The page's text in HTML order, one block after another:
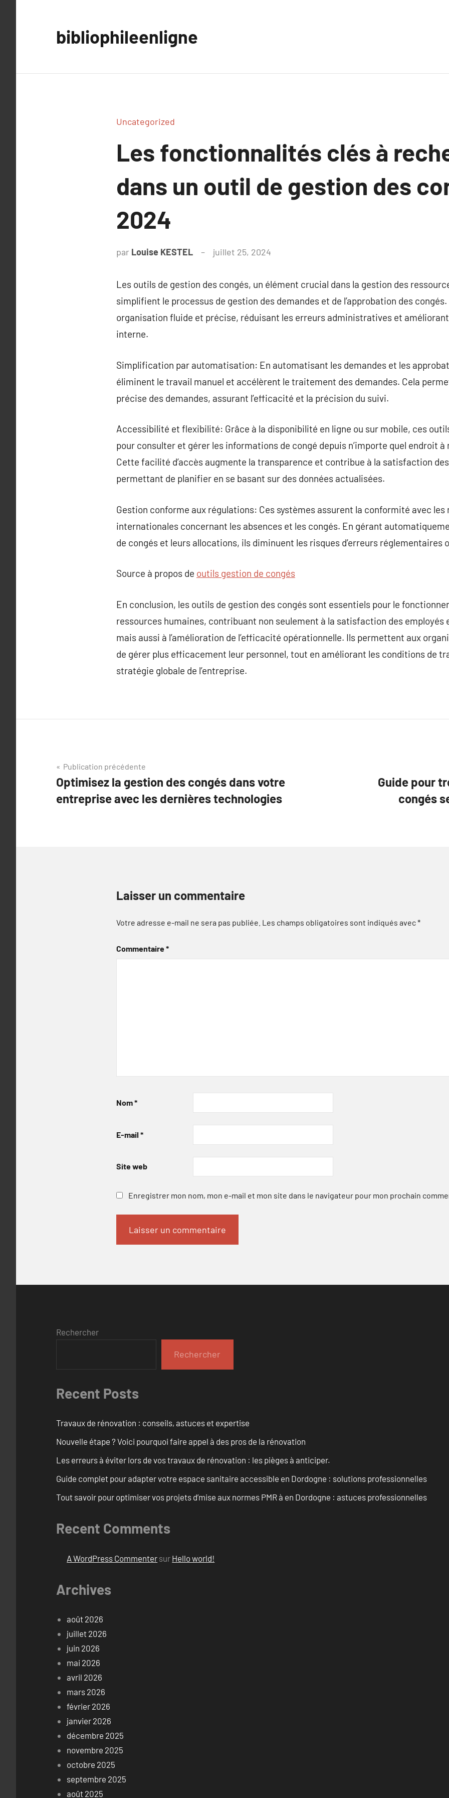
bibliophileenligne
Uncategorized
Les fonctionnalités clés à
dans un outil de gestion des
2024
par Louise KESTEL juillet 25, 2024
Les outils de gestion des congés, un élément crucial dans la gestion des
simplifient le processus de gestion des demandes et de l’approbation des
organisation fluide et précise, réduisant les erreurs administratives et
interne.
Simplification par automatisation: En automatisant les demandes et les
éliminent le travail manuel et accélèrent le traitement des demandes. Cela
précise des demandes, assurant l’efficacité et la précision du suivi.
Accessibilité et flexibilité: Grâce à la disponibilité en ligne ou sur mobile, ces
pour consulter et gérer les informations de congé depuis n’importe quel endroit à
Cette facilité d’accès augmente la transparence et contribue à la satisfaction
permettant de planifier en se basant sur des données actualisées.
Gestion conforme aux régulations: Ces systèmes assurent la conformité avec
internationales concernant les absences et les congés. En gérant
de congés et leurs allocations, ils diminuent les risques d’erreurs réglementaires
Source à propos de outils gestion de congés
En conclusion, les outils de gestion des congés sont essentiels pour le
ressources humaines, contribuant non seulement à la satisfaction des employés
mais aussi à l’amélioration de l’efficacité opérationnelle. Ils permettent aux
de gérer plus efficacement leur personnel, tout en améliorant les conditions de
stratégie globale de l’entreprise.
Navigation
de
l’article
Publication précédente
Optimisez la gestion des congés dans votre
entreprise avec les dernières technologies
Guide pour
congés
Laisser un commentaire
Votre adresse e-mail ne sera pas publiée. Les champs obligatoires sont indiqués avec*
Commentaire*
Nom*
E-mail *
Site web
Enregistrer mon nom, mon e-mail et mon site dans le navigateur pour mon prochain
Rechercher
Rechercher
Recent Posts
Travaux de rénovation : conseils, astuces et expertise
Nouvelle étape ? Voici pourquoi faire appel à des pros de la rénovation
Les erreurs à éviter lors de vos travaux de rénovation : les pièges à anticiper.
Guide complet pour adapter votre espace sanitaire accessible en Dordogne : solutions professionnelles
Tout savoir pour optimiser vos projets d’mise aux normes PMR à en Dordogne : astuces professionnelles
Recent Comments
A WordPress Commenter sur Hello world!
Archives
août 2026
juillet 2026
juin 2026
mai 2026
avril 2026
mars 2026
février 2026
janvier 2026
décembre 2025
novembre 2025
octobre 2025
septembre 2025
août 2025